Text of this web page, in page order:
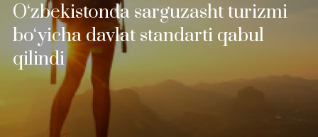
O‘zbekistonda sarguzasht turizmi
bo‘yicha davlat standarti qabul
qilindi